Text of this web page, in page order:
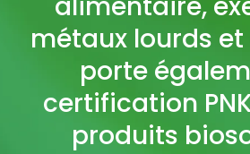
métaux lourds et
porte
certification
produits